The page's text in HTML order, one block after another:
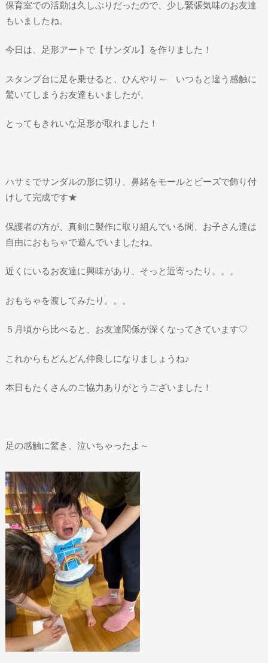
保育室での活動は久しぶりだったので、少し緊張気味のお友達
もいましたね。
今日は、足形アートで【サンダル】を作りました！
スタンプ台に足を乗せると、ひんやり～ いつもと違う感触に
驚いてしまうお友達もいましたが、
とってもきれいな足形が取れました！
ハサミでサンダルの形に切り、鼻緒をモールとビーズで飾り付
けして完成です★
保護者の方が、真剣に製作に取り組んでいる間、お子さん達は
自由におもちゃで遊んでいましたね。
近くにいるお友達に興味があり、そっと近寄ったり。。。
おもちゃを渡してみたり。。。
５月頃から比べると、お友達関係が深くなってきています♡
これからもどんどん仲良しになりましょうね♪
本日もたくさんのご協力ありがとうございました！
足の感触に驚き、泣いちゃったよ～